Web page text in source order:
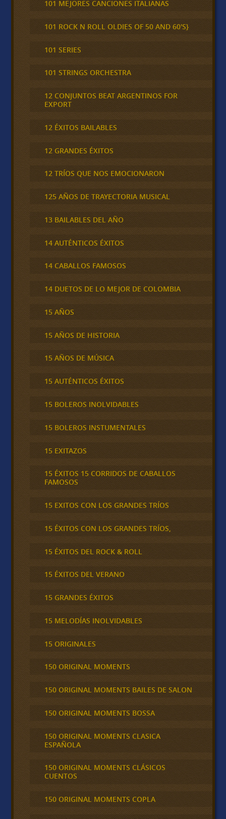
101 MEJORES CANCIONES ITALIANAS
101 ROCK N ROLL OLDIES OF 50 AND 60'S}
101 SERIES
101 STRINGS ORCHESTRA
12 CONJUNTOS BEAT ARGENTINOS FOR
EXPORT
12 ÉXITOS BAILABLES
12 GRANDES ÉXITOS
12 TRÍOS QUE NOS EMOCIONARON
125 AÑOS DE TRAYECTORIA MUSICAL
13 BAILABLES DEL AÑO
14 AUTÉNTICOS ÉXITOS
14 CABALLOS FAMOSOS
14 DUETOS DE LO MEJOR DE COLOMBIA
15 AÑOS
15 AÑOS DE HISTORIA
15 AÑOS DE MÚSICA
15 AUTÉNTICOS ÉXITOS
15 BOLEROS INOLVIDABLES
15 BOLEROS INSTUMENTALES
15 EXITAZOS
15 ÉXITOS 15 CORRIDOS DE CABALLOS
FAMOSOS
15 EXITOS CON LOS GRANDES TRÍOS
15 ÉXITOS CON LOS GRANDES TRÍOS,
15 ÉXITOS DEL ROCK & ROLL
15 ÉXITOS DEL VERANO
15 GRANDES ÉXITOS
15 MELODÍAS INOLVIDABLES
15 ORIGINALES
150 ORIGINAL MOMENTS
150 ORIGINAL MOMENTS BAILES DE SALON
150 ORIGINAL MOMENTS BOSSA
150 ORIGINAL MOMENTS CLASICA
ESPAÑOLA
150 ORIGINAL MOMENTS CLÁSICOS
CUENTOS
150 ORIGINAL MOMENTS COPLA